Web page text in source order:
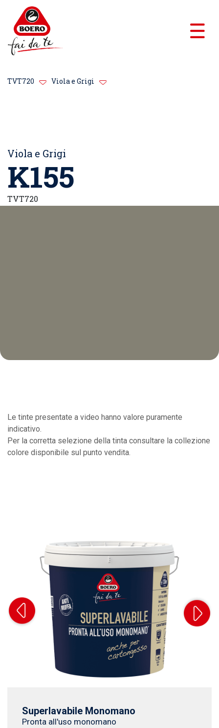
TVT720 Viola e Grigi
Viola e Grigi
K155
TVT720
Le tinte presentate a video hanno valore puramente
indicativo.
Per la corretta selezione della tinta consultare la collezione
colore disponibile sul punto vendita.
Superlavabile Monomano
Pronta all'uso monomano